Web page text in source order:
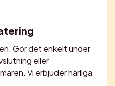
Gör det enkelt under
eller
Vi erbjuder härliga